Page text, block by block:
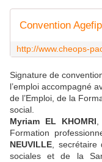
Signature de
l’emploi accompagné
de l’Emploi, de la
social.
Myriam EL KHOMRI
Formation
NEUVILLE ,
sociales et de la